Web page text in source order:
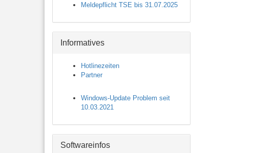
Meldepflicht TSE bis 31.07.2025
Informatives
Hotlinezeiten
Partner
Windows-Update Problem seit
10.03.2021
Softwareinfos